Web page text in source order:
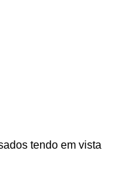
tendo em vista